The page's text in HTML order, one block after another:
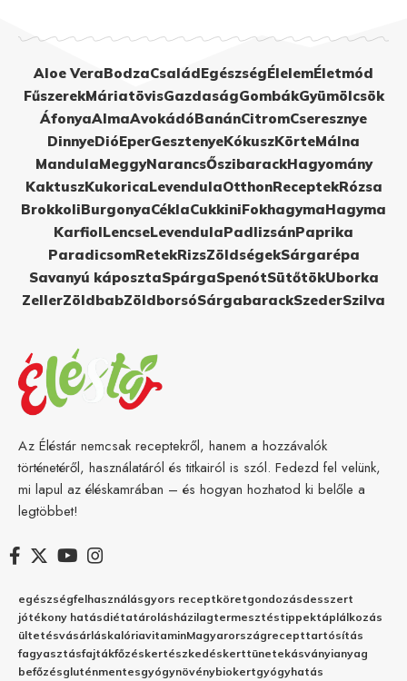
Aloe VeraBodzaCsaládEgészségÉlelemÉletmód
FűszerekMáriatövisGazdaságGombákGyümölcsök
ÁfonyaAlmaAvokádóBanánCitromCseresznye
DinnyeDióEperGesztenyeKókuszKörteMálna
MandulaMeggyNarancsŐszibarackHagyomány
KaktuszKukoricaLevendulaOtthonReceptekRózsa
BrokkoliBurgonyaCéklaCukkiniFokhagymaHagyma
KarfiolLencseLevendulaPadlizsánPaprika
ParadicsomRetekRizsZöldségekSárgarépa
Savanyú káposztaSpárgaSpenótSütőtökUborka
ZellerZöldbabZöldborsóSárgabarackSzederSzilva
Az Éléstár nemcsak receptekről, hanem a hozzávalók
történetéről, használatáról és titkairól is szól. Fedezd fel velünk,
mi lapul az éléskamrában – és hogyan hozhatod ki belőle a
legtöbbet!
egészségfelhasználásgyors receptköretgondozásdesszert
jótékony hatásdiétatárolásházilagtermesztéstippektáplálkozás
ültetésvásárláskalóriavitaminMagyarországrecepttartósítás
fagyasztásfajtákfőzéskertészkedéskerttünetekásványianyag
befőzésgluténmentesgyógynövénybiokertgyógyhatás